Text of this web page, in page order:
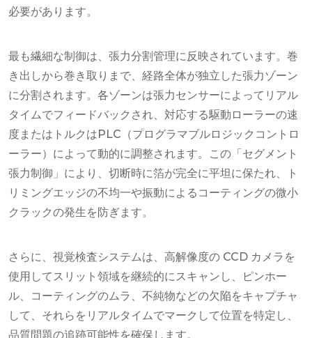
必要があります。
最も繊細な制御は、張力分割管理に反映されています。巻
き出しから巻き取りまで、経路全体が独立した張力ゾーン
に分割されます。各ゾーンは張力センサーによってリアル
タイムでフィードバックされ、対応する駆動ローラーの速
度またはトルクはPLC（プログラマブルロジックコントロ
ーラー）によって動的に調整されます。この「セグメント
張力制御」により、切断時に箔が完全に平坦に保たれ、ト
リミングエッジの不均一や振動によるコーティングの微小
クラックの発生を防ぎます。
さらに、視覚検査システムは、高解像度の CCD カメラを
使用してスリット領域を継続的にスキャンし、ピンホー
ル、コーティングのムラ、不純物などの欠陥をキャプチャ
して、それらをリアルタイムでマークして位置を特定し、
品質問題の追跡可能性を確保します。